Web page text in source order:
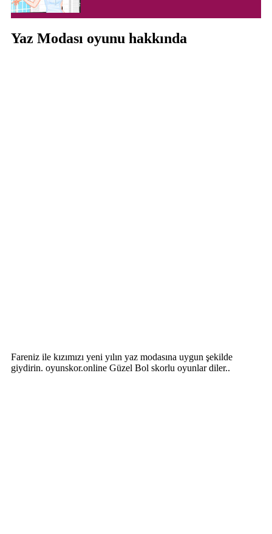
Yaz Modası oyunu hakkında
Fareniz ile kızımızı yeni yılın yaz modasına uygun şekilde
giydirin. oyunskor.online Güzel Bol skorlu oyunlar diler..